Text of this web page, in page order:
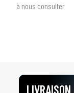
à nous consulter
LIVRAISON